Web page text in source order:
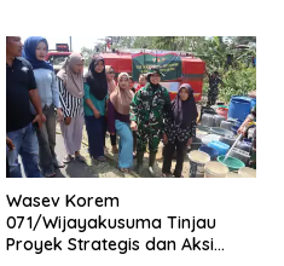
Wasev Korem
071/Wijayakusuma Tinjau
Proyek Strategis dan Aksi